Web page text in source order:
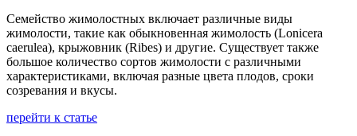
Семейство жимолостных включает различные виды
жимолости, такие как обыкновенная жимолость (Lonicera
caerulea), крыжовник (Ribes) и другие. Существует также
большое количество сортов жимолости с различными
характеристиками, включая разные цвета плодов, сроки
созревания и вкусы.
перейти к статье